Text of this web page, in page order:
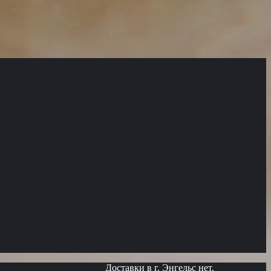
Доставки в г. Энгельс нет.